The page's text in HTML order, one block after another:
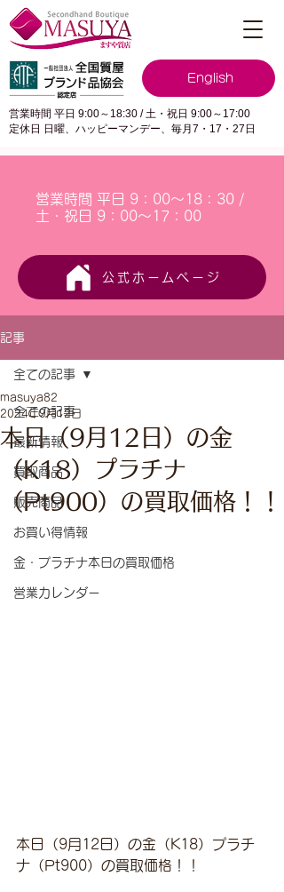
English
営業時間 平日 9:00～18:30 / 土・祝日 9:00～17:00
定休日 日曜、ハッピーマンデー、毎月7・17・27日
営業時間 平日 9：00～18：30 /
土・祝日 9：00～17：00
公式ホームページ
記事
全ての記事
最新情報
買取商品
販売商品
お買い得情報
金・プラチナ本日の買取価格
営業カレンダー
全ての記事
本日（9月12日）の金
（K18）プラチナ
（Pt900）の買取価格！！
masuya82
2024年9月12日
本日（9月12日）の金（K18）プラチ
ナ（Pt900）の買取価格！！